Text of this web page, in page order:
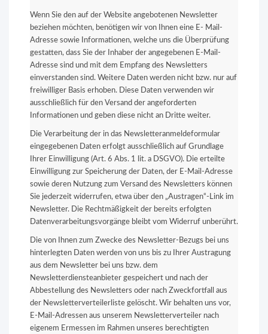
Wenn Sie den auf der Website angebotenen Newsletter
beziehen möchten, benötigen wir von Ihnen eine E- Mail-
Adresse sowie Informationen, welche uns die Überprüfung
gestatten, dass Sie der Inhaber der angegebenen E-Mail-
Adresse sind und mit dem Empfang des Newsletters
einverstanden sind. Weitere Daten werden nicht bzw. nur auf
freiwilliger Basis erhoben. Diese Daten verwenden wir
ausschließlich für den Versand der angeforderten
Informationen und geben diese nicht an Dritte weiter.
Die Verarbeitung der in das Newsletteranmeldeformular
eingegebenen Daten erfolgt ausschließlich auf Grundlage
Ihrer Einwilligung (Art. 6 Abs. 1 lit. a DSGVO). Die erteilte
Einwilligung zur Speicherung der Daten, der E-Mail-Adresse
sowie deren Nutzung zum Versand des Newsletters können
Sie jederzeit widerrufen, etwa über den „Austragen“-Link im
Newsletter. Die Rechtmäßigkeit der bereits erfolgten
Datenverarbeitungsvorgänge bleibt vom Widerruf unberührt.
Die von Ihnen zum Zwecke des Newsletter-Bezugs bei uns
hinterlegten Daten werden von uns bis zu Ihrer Austragung
aus dem Newsletter bei uns bzw. dem
Newsletterdiensteanbieter gespeichert und nach der
Abbestellung des Newsletters oder nach Zweckfortfall aus
der Newsletterverteilerliste gelöscht. Wir behalten uns vor,
E-Mail-Adressen aus unserem Newsletterverteiler nach
eigenem Ermessen im Rahmen unseres berechtigten